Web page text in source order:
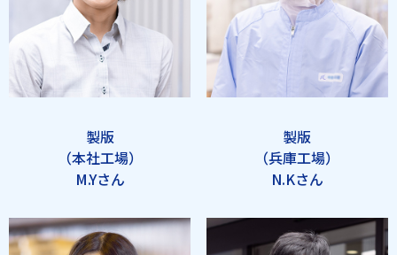
製版
（本社工場）
M.Yさん
製版
（兵庫工場）
N.Kさん